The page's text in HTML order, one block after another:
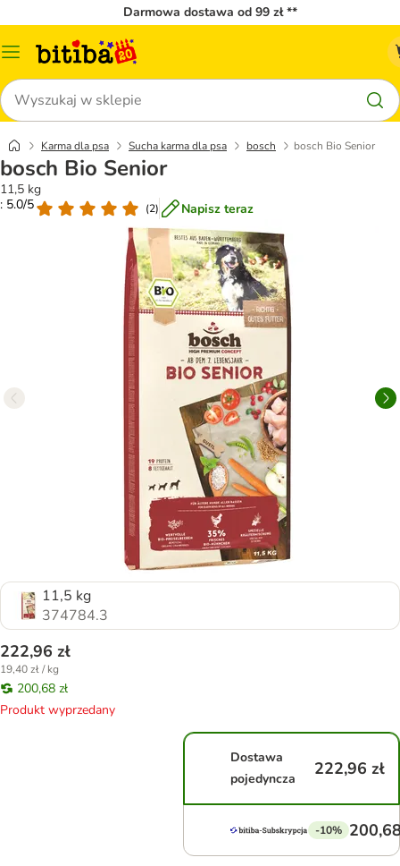
Darmowa dostawa od 99 zł **
Menu
Szukaj
Karma dla psa Sucha karma dla psa bosch bosch Bio Senior
bosch Bio Senior
11,5 kg
: 5.0/5
(2) Napisz teraz
11,5 kg
374784.3
222,96 zł
19,40 zł / kg
200,68 zł
Produkt wyprzedany
Dostawa
pojedyncza
222,96 zł
-10%